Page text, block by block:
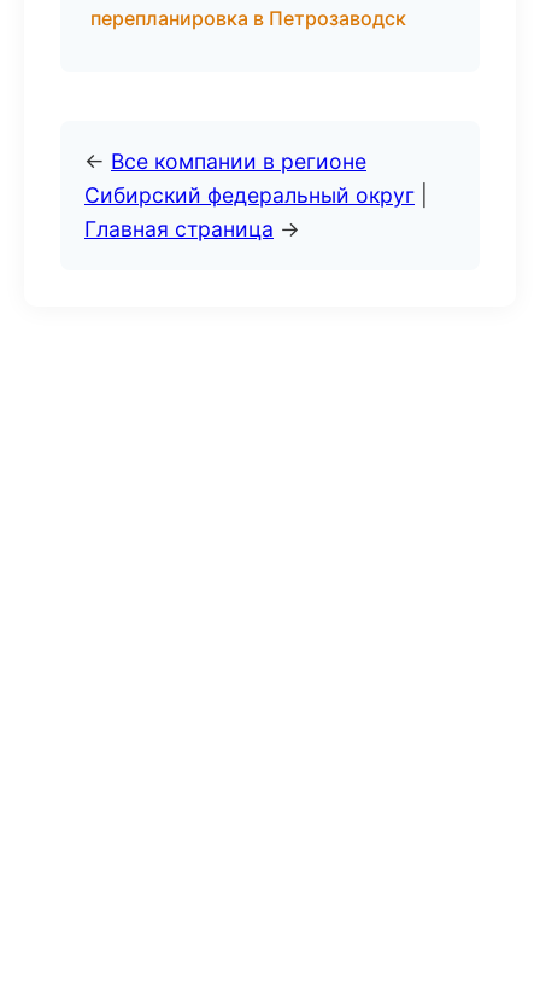
перепланировка в Петрозаводск
← Все компании в регионе
Сибирский федеральный округ
Главная страница →